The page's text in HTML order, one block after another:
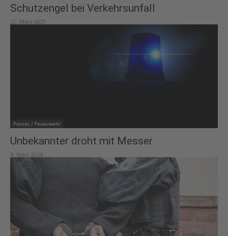
Schutzengel bei Verkehrsunfall
22. März 2025
Polizei / Feuerwehr
Unbekannter droht mit Messer
4. März 2024